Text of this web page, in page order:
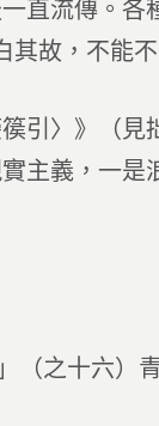
直流傳。各
其故，不能
引〉》（見
主義，一是
（之十六）